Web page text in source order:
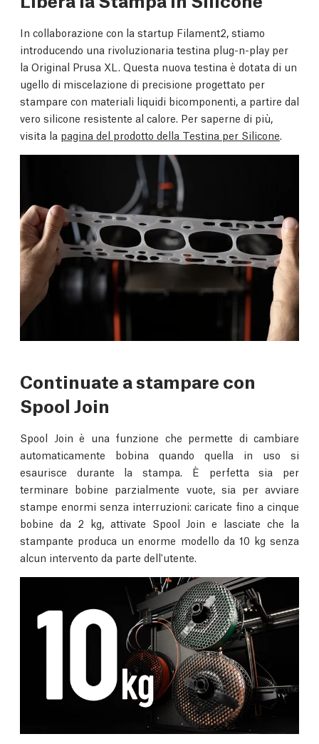
In collaborazione con la startup Filament2, stiamo
introducendo una rivoluzionaria testina plug-n-play per
la Original Prusa XL. Questa nuova testina è dotata di un
ugello di miscelazione di precisione progettato per
stampare con materiali liquidi bicomponenti, a partire dal
vero silicone resistente al calore. Per saperne di più,
visita la pagina del prodotto della Testina per Silicone.
Continuate a stampare con
Spool Join
Spool Join è una funzione che permette di cambiare
automaticamente bobina quando quella in uso si
esaurisce durante la stampa. È perfetta sia per
terminare bobine parzialmente vuote, sia per avviare
stampe enormi senza interruzioni: caricate fino a cinque
bobine da 2 kg, attivate Spool Join e lasciate che la
stampante produca un enorme modello da 10 kg senza
alcun intervento da parte dell'utente.